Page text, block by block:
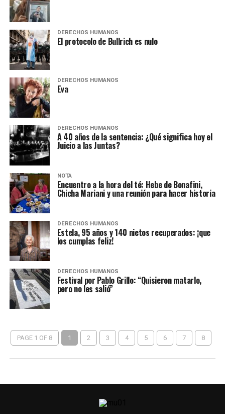
DERECHOS HUMANOS
El protocolo de Bullrich es nulo
DERECHOS HUMANOS
Eva
DERECHOS HUMANOS
A 40 años de la sentencia: ¿Qué significa hoy el
Juicio a las Juntas?
NOTA
Encuentro a la hora del té: Hebe de Bonafini,
Chicha Mariani y una reunión para hacer historia
DERECHOS HUMANOS
Estela, 95 años y 140 nietos recuperados: ¡que
los cumplas feliz!
DERECHOS HUMANOS
Festival por Pablo Grillo: “Quisieron matarlo,
pero no les salió”
PAGE 1 OF 8 1 2 3 4 5 6 7 8